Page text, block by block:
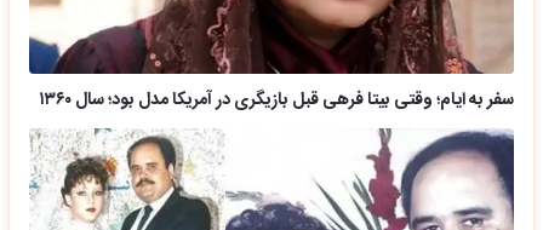
سفر به ایام؛ وقتی بیتا فرهی قبل بازیگری در آمریکا مدل بود؛ سال ۱۳۶۰